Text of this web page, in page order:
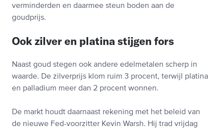
verminderden en daarmee steun boden aan de
goudprijs.
Ook zilver en platina stijgen fors
Naast goud stegen ook andere edelmetalen scherp in
waarde. De zilverprijs klom ruim 3 procent, terwijl platina
en palladium meer dan 2 procent wonnen.
De markt houdt daarnaast rekening met het beleid van
de nieuwe Fed-voorzitter Kevin Warsh. Hij trad vrijdag